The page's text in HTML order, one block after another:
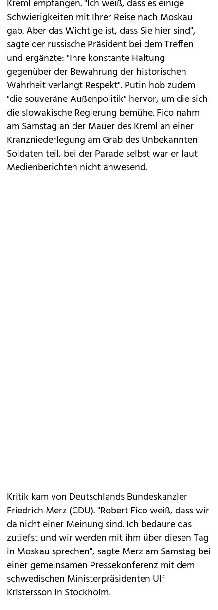
Kreml empfangen. "Ich weiß, dass es einige
Schwierigkeiten mit Ihrer Reise nach Moskau
gab. Aber das Wichtige ist, dass Sie hier sind",
sagte der russische Präsident bei dem Treffen
und ergänzte: "Ihre konstante Haltung
gegenüber der Bewahrung der historischen
Wahrheit verlangt Respekt". Putin hob zudem
"die souveräne Außenpolitik" hervor, um die sich
die slowakische Regierung bemühe. Fico nahm
am Samstag an der Mauer des Kreml an einer
Kranzniederlegung am Grab des Unbekannten
Soldaten teil, bei der Parade selbst war er laut
Medienberichten nicht anwesend.
Kritik kam von Deutschlands Bundeskanzler
Friedrich Merz (CDU). "Robert Fico weiß, dass wir
da nicht einer Meinung sind. Ich bedaure das
zutiefst und wir werden mit ihm über diesen Tag
in Moskau sprechen", sagte Merz am Samstag bei
einer gemeinsamen Pressekonferenz mit dem
schwedischen Ministerpräsidenten Ulf
Kristersson in Stockholm.